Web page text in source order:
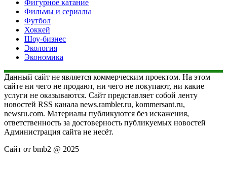
Фигурное катание
Фильмы и сериалы
Футбол
Хоккей
Шоу-бизнес
Экология
Экономика
Данный сайт не является коммерческим проектом. На этом
сайте ни чего не продают, ни чего не покупают, ни какие
услуги не оказываются. Сайт представляет собой ленту
новостей RSS канала news.rambler.ru, kommersant.ru,
newsru.com. Материалы публикуются без искажения,
ответственность за достоверность публикуемых новостей
Администрация сайта не несёт.
Сайт от bmb2 @ 2025